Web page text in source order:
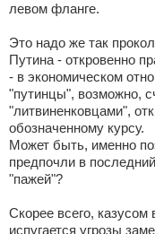
левом фланге.
Это надо же так
Путина - откровенно
- в экономическом
"путинцы", возможно,
"литвиненковцами",
обозначенному курсу.
Может быть, именно
предпочли в
"пажей"?
Скорее всего, казусом
испугается угрозы